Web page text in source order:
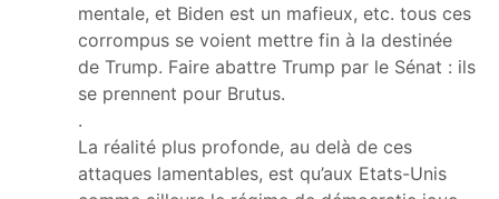
mentale, et Biden est un mafieux, etc. tous ces
corrompus se voient mettre fin à la destinée
de Trump. Faire abattre Trump par le Sénat : ils
se prennent pour Brutus.
.
La réalité plus profonde, au delà de ces
attaques lamentables, est qu’aux Etats-Unis